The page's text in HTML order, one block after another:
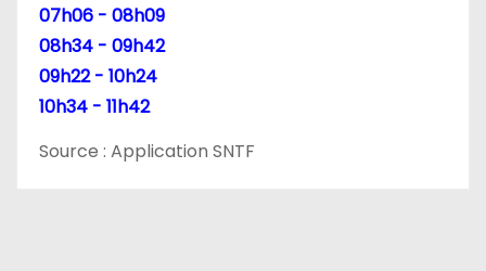
c
e
07h06 - 08h09
08h34 - 09h42
09h22 - 10h24
10h34 - 11h42
Source : Application SNTF